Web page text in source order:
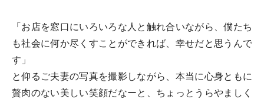
「お店を窓口にいろいろな人と触れ合いながら、僕たち
も社会に何か尽くすことができれば、幸せだと思うんで
す」
と仰るご夫妻の写真を撮影しながら、本当に心身ともに
贅肉のない美しい笑顔だなーと、ちょっとうらやましく